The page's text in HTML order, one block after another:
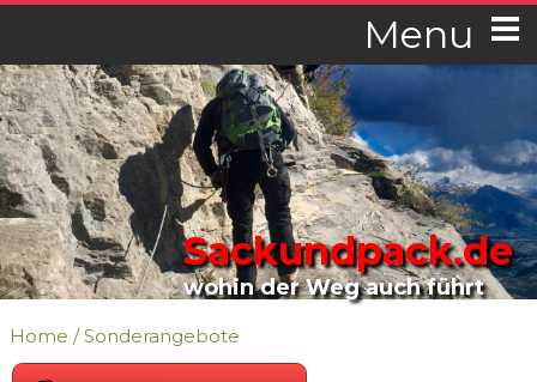
Menu
Sackundpack.de
wohin der Weg auch führt
Home /Sonderangebote